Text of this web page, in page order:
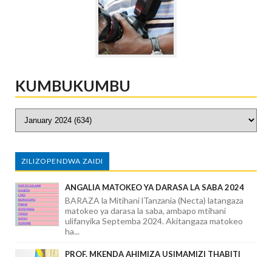
KUMBUKUMBU
ZILIZOPENDWA ZAIDI
ANGALIA MATOKEO YA DARASA LA SABA 2024
BARAZA la Mitihani lTanzania (Necta) latangaza
matokeo ya darasa la saba, ambapo mtihani
ulifanyika Septemba 2024. Akitangaza matokeo
ha...
PROF. MKENDA AHIMIZA USIMAMIZI THABITI